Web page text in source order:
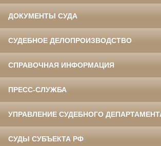
ДОКУМЕНТЫ СУДА
СУДЕБНОЕ ДЕЛОПРОИЗВОДСТВО
СПРАВОЧНАЯ ИНФОРМАЦИЯ
ПРЕСС-СЛУЖБА
УПРАВЛЕНИЕ СУДЕБНОГО
СУДЫ СУБЪЕКТА РФ